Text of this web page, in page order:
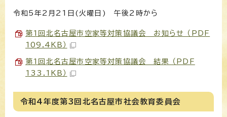
令和5年2月21日(火曜日) 午後2時から
第1回北名古屋市空家等対策協議会 お知らせ （PDF
109.4KB）
第1回北名古屋市空家等対策協議会 結果 （PDF
133.1KB）
令和4年度第3回北名古屋市社会教育委員会